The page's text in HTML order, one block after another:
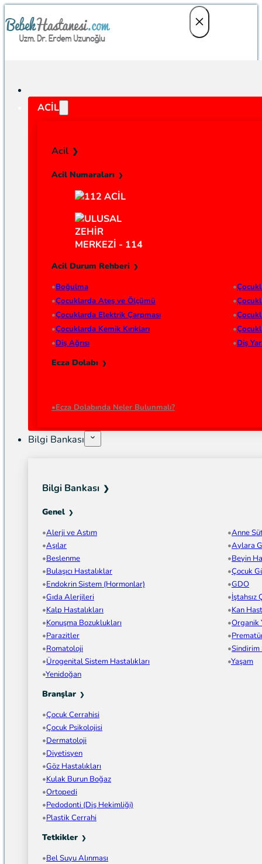
ACIL
Acil
Acil Numaraları
Acil Durum Rehberi
Boğulma
Çocuklarda Ateş ve Ölçümü
Çocuklarda Elektrik Çarpması
Çocuklarda Kemik Kırıkları
Diş Ağrısı
Diş
Ecza Dolabı
Ecza Dolabında Neler Bulunmalı?
Bilgi Bankası
Bilgi Bankası
Genel
Alerji ve Astım
Anne
Aşılar
Aylara
Beslenme
Beyin
Bulaşıcı Hastalıklar
Çocuk
Endokrin Sistem (Hormonlar)
GDO
Gıda Alerjileri
İştahsız
Kalp Hastalıkları
Kan
Konuşma Bozuklukları
Organik
Parazitler
Romatoloji
Sindirim
Ürogenital Sistem Hastalıkları
Yaşam
Yenidoğan
Branşlar
Çocuk Cerrahisi
Çocuk Psikolojisi
Dermatoloji
Diyetisyen
Göz Hastalıkları
Kulak Burun Boğaz
Ortopedi
Pedodonti (Diş Hekimliği)
Plastik Cerrahi
Tetkikler
Bel Suyu Alınması